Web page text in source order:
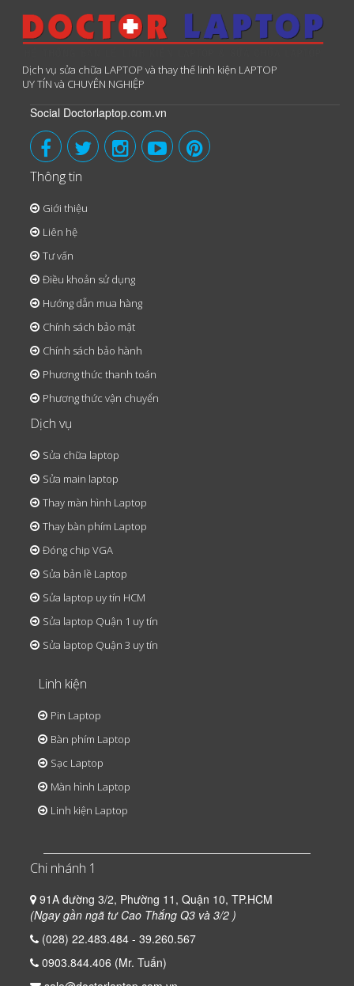
Dịch vụ sửa chữa LAPTOP và thay thế linh kiện LAPTOP
UY TÍN và CHUYÊN NGHIỆP
Social Doctorlaptop.com.vn
Thông tin
Giới thiệu
Liên hệ
Tư vấn
Điều khoản sử dụng
Hướng dẫn mua hàng
Chính sách bảo mật
Chính sách bảo hành
Phương thức thanh toán
Phương thức vận chuyển
Dịch vụ
Sửa chữa laptop
Sửa main laptop
Thay màn hình Laptop
Thay bàn phím Laptop
Đóng chip VGA
Sửa bản lề Laptop
Sửa laptop uy tín HCM
Sửa laptop Quận 1 uy tín
Sửa laptop Quận 3 uy tín
Linh kiện
Pin Laptop
Bàn phím Laptop
Sạc Laptop
Màn hình Laptop
Linh kiện Laptop
Chi nhánh 1
91A đường 3/2, Phường 11, Quận 10, TP.HCM
(Ngay gần ngã tư Cao Thắng Q3 và 3/2 )
(028) 22.483.484 - 39.260.567
0903.844.406 (Mr. Tuấn)